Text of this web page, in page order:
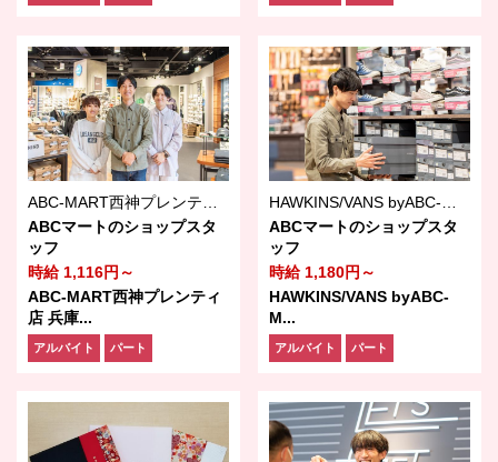
ABCマートのショップスタ
ッフ
時給 1,116円～
ABC-MART西神プレンティ
店 兵庫...
アルバイト パート
ABCマートのショップスタ
ッフ
時給 1,180円～
HAWKINS/VANS byABC-
M...
アルバイト パート